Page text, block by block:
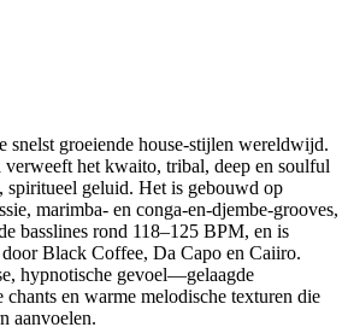
snelst groeiende house-stijlen wereldwijd.
het kwaito, tribal, deep en soulful
spiritueel geluid. Het is gebouwd op
marimba- en conga-en-djembe-grooves,
basslines rond 118–125 BPM, en is
Black Coffee, Da Capo en Caiiro.
hypnotische gevoel—gelaagde
chants en warme melodische texturen die
aanvoelen.